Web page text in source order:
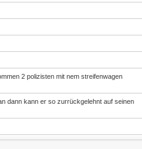
2 polizisten mit nem streifenwagen
dann kann er so zurrückgelehnt auf seinen